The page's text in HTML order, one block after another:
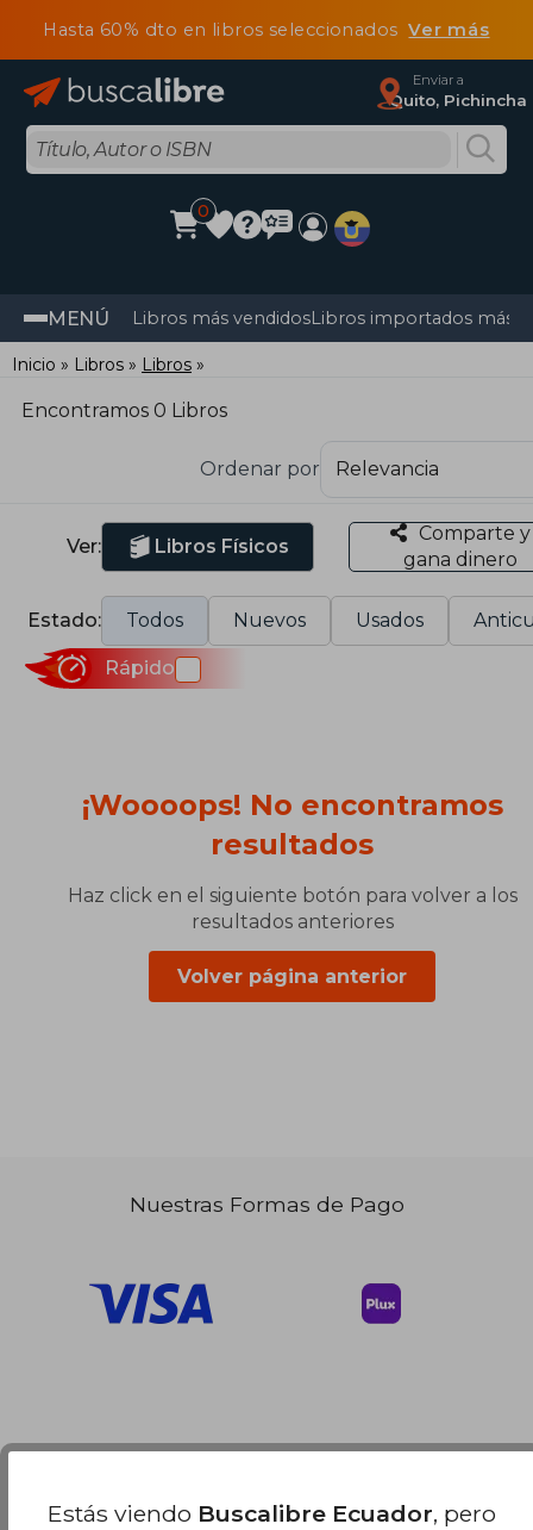
Hasta 60% dto en libros seleccionadosVer más
Enviar a
Quito, Pichincha
0
MENÚ Libros más vendidosLibros importados más
Inicio Libros Libros
Encontramos 0 Libros
Ordenar por
Ver: Libros Físicos
Comparte y
gana dinero
Estado: Todos Nuevos Usados
Rápido
¡Woooops! No encontramos
resultados
Haz click en el siguiente botón para volver a los
resultados anteriores
Volver página anterior
Nuestras Formas de Pago
Estás viendo Buscalibre Ecuador, pero